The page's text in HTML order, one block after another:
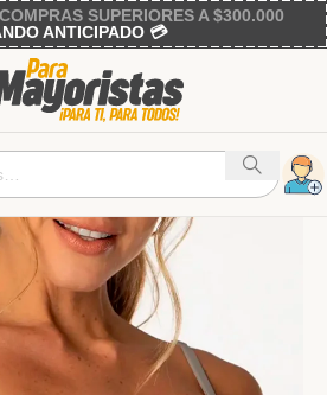
SUPERIORES A $300.000
ANTICIPADO 💳